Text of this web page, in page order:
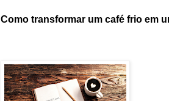
Como transformar um café frio em